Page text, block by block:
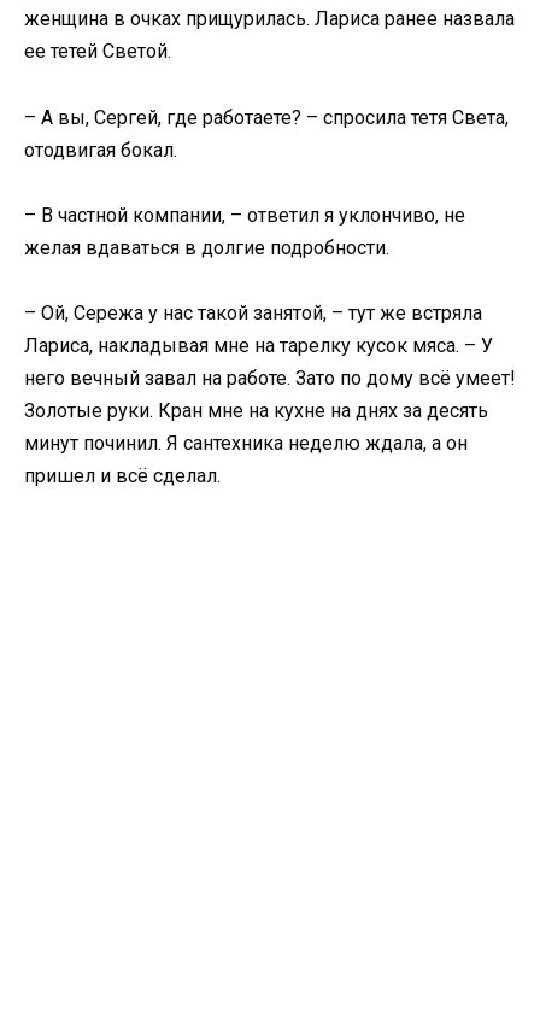
женщина в очках прищурилась. Лариса ранее назвала
ее тетей Светой.
– А вы, Сергей, где работаете? – спросила тетя Света,
отодвигая бокал.
– В частной компании, – ответил я уклончиво, не
желая вдаваться в долгие подробности.
– Ой, Сережа у нас такой занятой, – тут же встряла
Лариса, накладывая мне на тарелку кусок мяса. – У
него вечный завал на работе. Зато по дому всё умеет!
Золотые руки. Кран мне на кухне на днях за десять
минут починил. Я сантехника неделю ждала, а он
пришел и всё сделал.